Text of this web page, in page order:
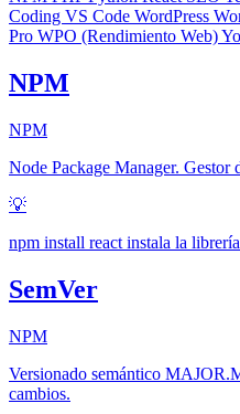
Coding VS Code WordPress
Pro WPO (Rendimiento Web)
NPM
NPM
Node Package Manager. Gestor
💡
npm install react instala la
SemVer
NPM
Versionado semántico
cambios.